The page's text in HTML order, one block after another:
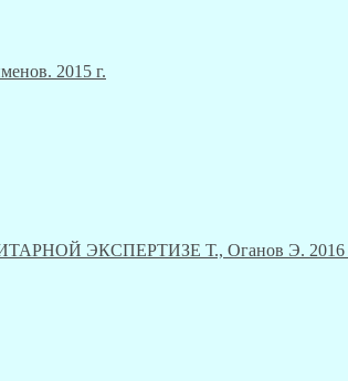
2015 г.
ЭКСПЕРТИЗЕ Т., Оганов Э. 2016